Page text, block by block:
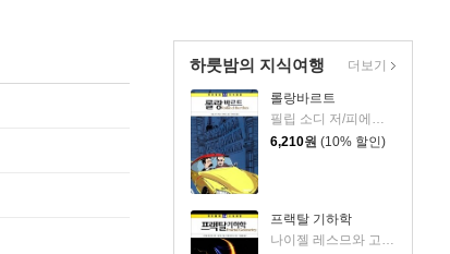
하룻밤의 지식여행
롤랑바르트
필립 소디 저/피에로 그림/권순만 역
6,210원 (10% 할인)
프랙탈 기하학
나이젤 레스므와 고든,윌 루드 공저/랠프 에드니 그림/이충호 역
더보기